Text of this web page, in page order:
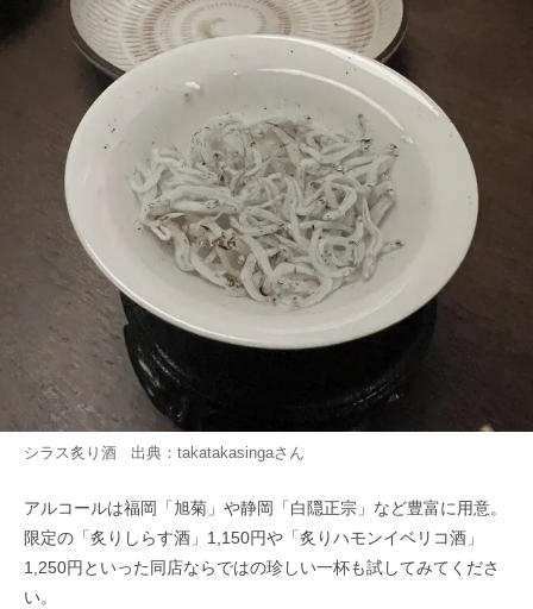
シラス炙り酒 出典： takatakasingaさん
アルコールは福岡「旭菊」や静岡「白隠正宗」など豊富に用意。
限定の「炙りしらす酒」1,150円や「炙りハモンイベリコ酒」
1,250円といった同店ならではの珍しい一杯も試してみてくださ
い。